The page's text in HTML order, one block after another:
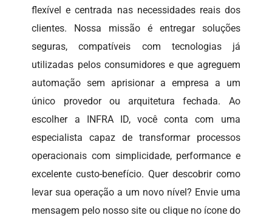
flexível e centrada nas necessidades reais dos
clientes. Nossa missão é entregar soluções
seguras, compatíveis com tecnologias já
utilizadas pelos consumidores e que agreguem
automação sem aprisionar a empresa a um
único provedor ou arquitetura fechada. Ao
escolher a INFRA ID, você conta com uma
especialista capaz de transformar processos
operacionais com simplicidade, performance e
excelente custo-benefício. Quer descobrir como
levar sua operação a um novo nível? Envie uma
mensagem pelo nosso site ou clique no ícone do